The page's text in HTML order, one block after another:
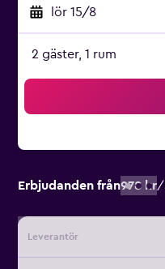
lör 15/8
2 gäster, 1 rum
Erbjudanden från978 kr/
Leverantör